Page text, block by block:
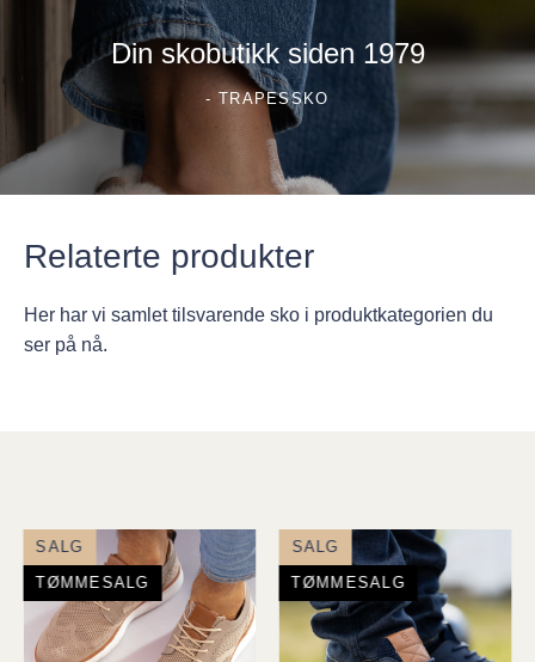
Din skobutikk siden 1979
- TRAPESSKO
Relaterte produkter
Her har vi samlet tilsvarende sko i produktkategorien du
ser på nå.
SALG
TØMMESALG
SALG
TØMMESALG